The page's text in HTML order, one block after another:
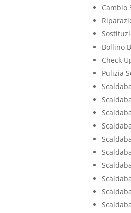
Cambio
Bollino
Check
Pulizia